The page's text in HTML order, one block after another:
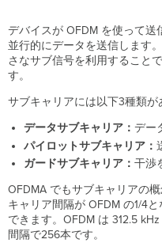
デバイスが OFDM を使って
並行的にデータを送信します
さなサブ信号を利用すること
す。
サブキャリアには以下3種類が
データサブキャリア： デー
パイロットサブキャリア：
ガードサブキャリア： 干渉
OFDMA でもサブキャリアの
キャリア間隔が OFDM の1/4
できます。OFDM は 312.5
間隔で256本です。